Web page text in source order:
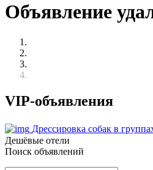
Объявление
VIP-объявления
Дрессировка собак в
Дешёвые отели
Поиск объявлений